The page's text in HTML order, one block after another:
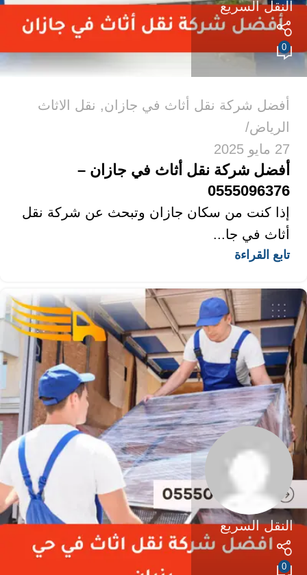
النقل السريع
0
أفضل شركة نقل أثاث في جازان, نقل الاثاث
الرياض
27 مايو 2025
أفضل شركة نقل أثاث في جازان –
0555096376
إذا كنت من سكان جازان وتبحث عن شركة نقل
أثاث في جا...
تابع القراءة
النقل السريع
0